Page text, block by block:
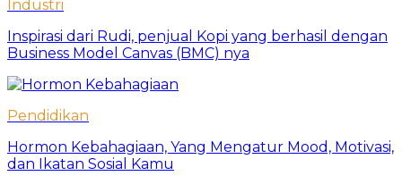
Industri
Inspirasi dari Rudi, penjual Kopi yang berhasil dengan
Business Model Canvas (BMC) nya
Pendidikan
Hormon Kebahagiaan, Yang Mengatur Mood, Motivasi,
dan Ikatan Sosial Kamu